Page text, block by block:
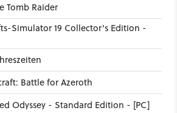
Tomb Raider
Simulator 19 Collector's Edition -
Battle for Azeroth
Odyssey - Standard Edition - [PC]